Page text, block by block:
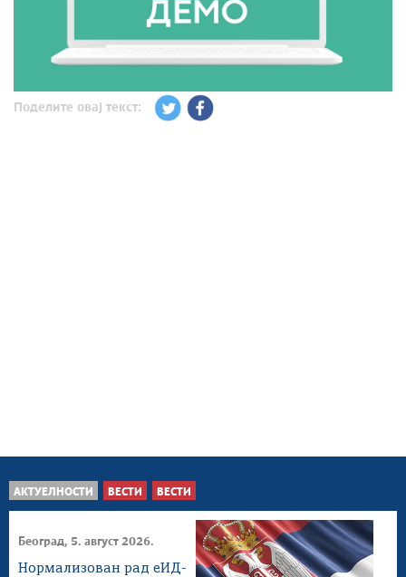
Поделите овај текст:
АКТУЕЛНОСТИ ВЕСТИ ВЕСТИ
Београд, 5. август 2026.
Нормализован рад еИД-